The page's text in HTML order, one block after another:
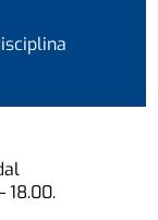
18.00.